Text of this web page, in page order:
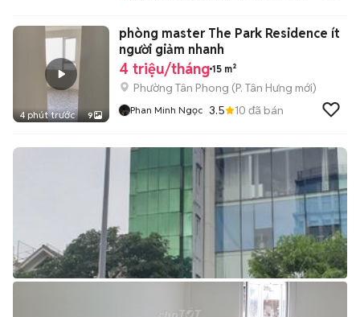
4 phút trước 9
phòng master The Park Residence ít
người giảm nhanh
4 triệu/tháng 15 m²
Phường Tân Phong (P. Tân Hưng mới)
Phan Minh Ngọc 3.5 10 đã bán